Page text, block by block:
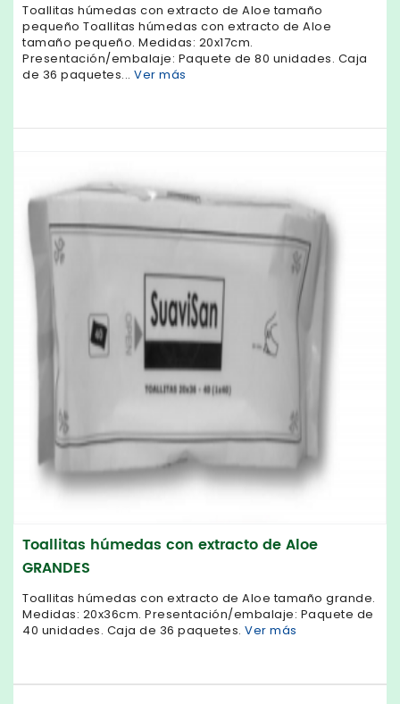
Toallitas húmedas con extracto de Aloe tamaño
pequeño Toallitas húmedas con extracto de Aloe
tamaño pequeño. Medidas: 20x17cm.
Presentación/embalaje: Paquete de 80 unidades. Caja
de 36 paquetes... Ver más
Toallitas húmedas con extracto de Aloe
GRANDES
Toallitas húmedas con extracto de Aloe tamaño grande.
Medidas: 20x36cm. Presentación/embalaje: Paquete de
40 unidades. Caja de 36 paquetes. Ver más